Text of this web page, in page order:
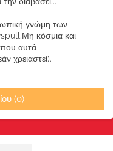
γνώμη των
κόσμια και
αυτά
χρειαστεί).
(0)